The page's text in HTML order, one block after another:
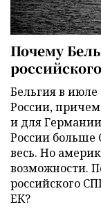
Почему
Бельгия в
России, причем
и для
России больше
весь. Но
возможности.
российского
ЕК?